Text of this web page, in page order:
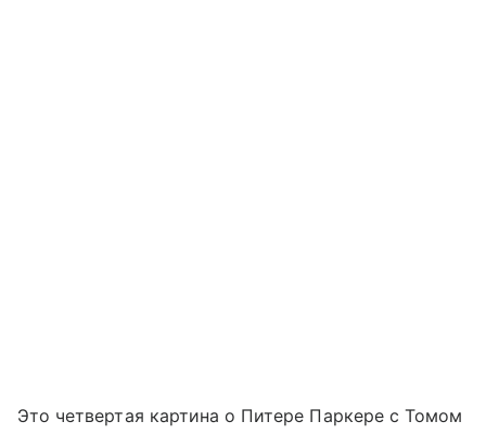
Это четвертая картина о Питере Паркере с Томом